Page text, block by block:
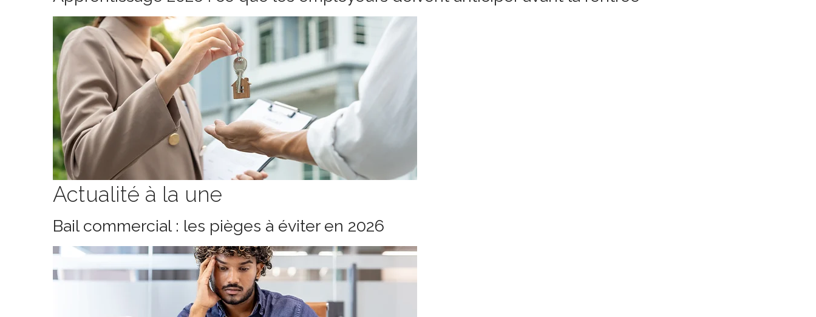
Actualité à la une
Bail commercial : les pièges à éviter en 2026